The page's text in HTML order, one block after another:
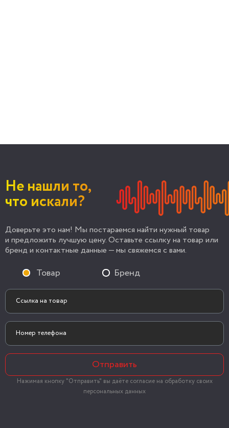
Не нашли то,
что искали?
Доверьте это нам! Мы постараемся найти нужный товар
и предложить лучшую цену. Оставьте ссылку на товар или
бренд и контактные данные — мы свяжемся с вами.
Товар Бренд
Отправить
Нажимая кнопку "Отправить" вы даёте согласие на обработку своих
персональных данных